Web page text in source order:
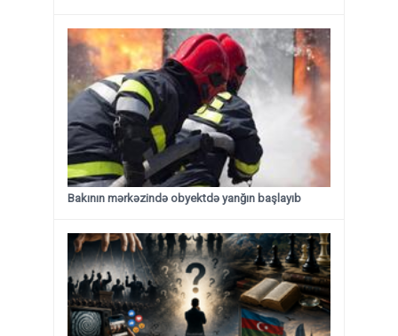
Bakının mərkəzində obyektdə yanğın başlayıb